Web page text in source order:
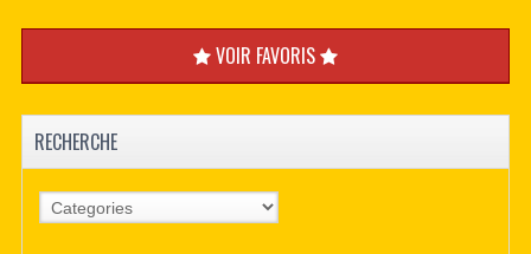
VOIR FAVORIS
RECHERCHE